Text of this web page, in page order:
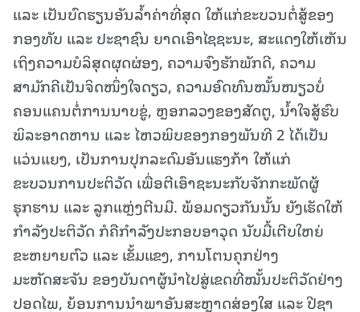
ແລະ ເປັນບົດຮຽນອັນລໍ້າຄ່າທີ່ສຸດ ໃຫ້ແກ່ຂະບວນຕໍ່ສູ້ຂອງ
ກອງທັບ ແລະ ປະຊາຊົນ ຍາດເອົາໄຊຊະນະ, ສະແດງໃຫ້ເຫັນ
ເຖິງຄວາມບໍລິສຸດຜຸດຜ່ອງ, ຄວາມຈົງຮັກພັກດີ, ຄວາມ
ສາມັກຄີເປັນຈິດໜຶ່ງໃຈດຽວ, ຄວາມອົດທົນໝັ້ນໜຽວບໍ່
ຄອນແຄນຕໍ່ການນາບຂູ່, ຫຼອກລວງຂອງສັດຕູ, ນໍ້າໃຈສູ້ຮົບ
ພິລະອາດຫານ ແລະ ໄຫວພິບຂອງກອງພັນທີ 2 ໄດ້ເປັນ
ແວ່ນແຍງ, ເປັນການປຸກລະດົມອັນແຮງກ້າ ໃຫ້ແກ່
ຂະບວນການປະຕິວັດ ເພື່ອຕີເອົາຊະນະກັບຈັກກະພັດຜູ້
ຮຸກຮານ ແລະ ລູກແຫຼ່ງຕີນມື. ພ້ອມດຽວກັນນັ້ນ ຍັງເຮັດໃຫ້
ກຳລັງປະຕິວັດ ກໍຄືກໍາລັງປະກອບອາວຸດ ນັບມື້ເຕີບໃຫຍ່
ຂະຫຍາຍຕົວ ແລະ ເຂັ້ມແຂງ, ການໂຕນຄຸກຢ່າງ
ມະຫັດສະຈັນ ຂອງບັນດາຜູ້ນໍາໄປສູ່ເຂດທີ່ໝັ້ນປະຕິວັດຢ່າງ
ປອດໄພ, ຍ້ອນການນໍາພາອັນສະຫຼາດສ່ອງໃສ ແລະ ປີຊາ